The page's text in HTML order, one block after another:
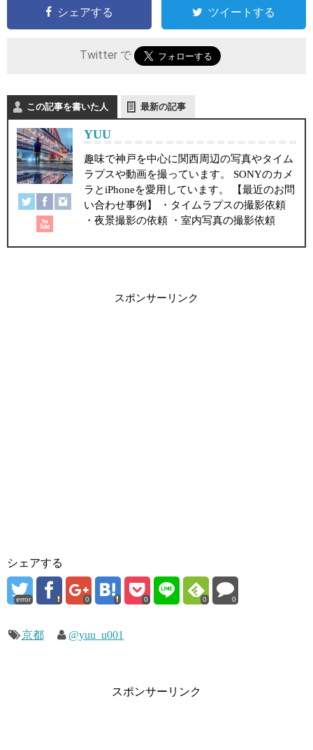
シェアする ツイートする
Twitter で
この記事を書いた人 最新の記事
YUU
趣味で神戸を中心に関西周辺の写真やタイム
ラプスや動画を撮っています。 SONYのカメ
ラとiPhoneを愛用しています。 【最近のお問
い合わせ事例】 ・タイムラプスの撮影依頼
・夜景撮影の依頼 ・室内写真の撮影依頼
スポンサーリンク
シェアする
error 0 0 0 0
京都 @yuu_u001
スポンサーリンク